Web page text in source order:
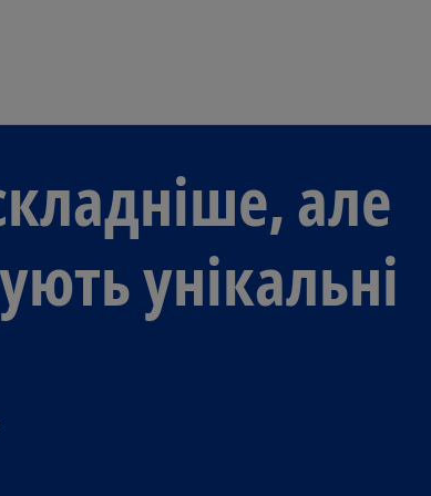
але
унікальні